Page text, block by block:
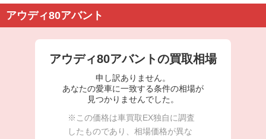
アウディ80アバント
アウディ80アバントの買取相場
申し訳ありません。
あなたの愛車に一致する条件の相場が
見つかりませんでした。
※この価格は車買取EX独自に調査
したものであり、相場価格が異な